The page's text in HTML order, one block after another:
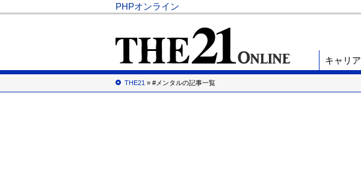
PHPオンライン
キャリア
THE21 » #メンタルの記事一覧